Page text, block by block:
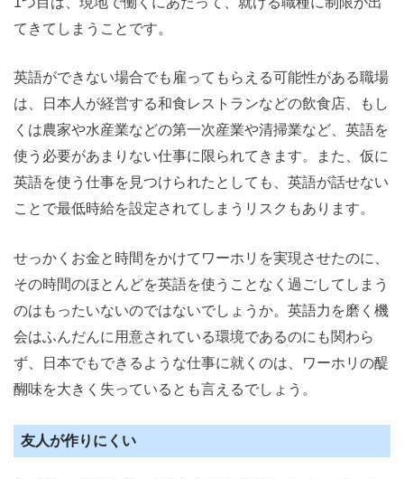
てきてしまうことです。
英語ができない場合でも雇ってもらえる可能性がある職場
は、日本人が経営する和食レストランなどの飲食店、もし
くは農家や水産業などの第一次産業や清掃業など、英語を
使う必要があまりない仕事に限られてきます。また、仮に
英語を使う仕事を見つけられたとしても、英語が話せない
ことで最低時給を設定されてしまうリスクもあります。
せっかくお金と時間をかけてワーホリを実現させたのに、
その時間のほとんどを英語を使うことなく過ごしてしまう
のはもったいないのではないでしょうか。英語力を磨く機
会はふんだんに用意されている環境であるのにも関わら
ず、日本でもできるような仕事に就くのは、ワーホリの醍
醐味を大きく失っているとも言えるでしょう。
友人が作りにくい